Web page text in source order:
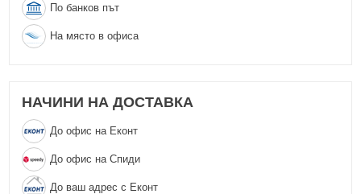
По банков път
На място в офиса
НАЧИНИ НА ДОСТАВКА
До офис на Еконт
До офис на Спиди
До ваш адрес с Еконт